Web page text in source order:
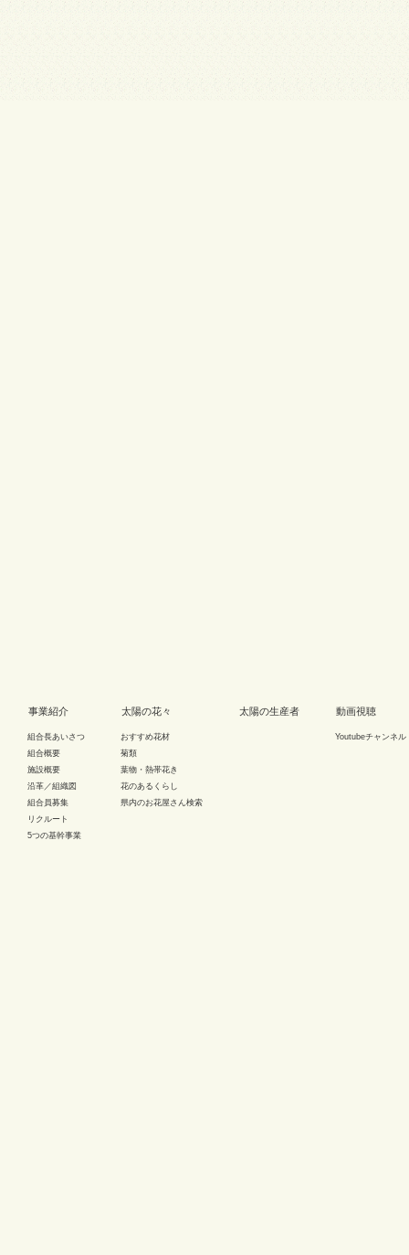
事業紹介
組合長あいさつ
組合概要
施設概要
沿革／組織図
組合員募集
リクルート
5つの基幹事業
太陽の花々
おすすめ花材
菊類
葉物・熱帯花き
花のあるくらし
県内のお花屋さん検索
太陽の生産者 動画視聴
Youtubeチャンネル